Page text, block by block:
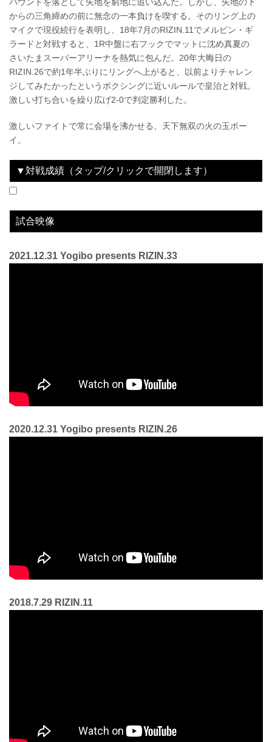
からの三角締めの前に無念の一本負けを喫する。そのリング上の
マイクで現役続行を表明し、18年7月のRIZIN.11でメルビン・ギ
ラードと対戦すると、1R中盤に右フックでマットに沈め真夏の
さいたまスーパーアリーナを熱気に包んだ。20年大晦日の
RIZIN.26で約1年半ぶりにリングへ上がると、以前よりチャレン
ジしてみたかったというボクシングに近いルールで皇治と対戦。
激しい打ち合いを繰り広げ2-0で判定勝利した。
激しいファイトで常に会場を沸かせる、天下無双の火の玉ボー
イ。
▼対戦成績（タップ/クリックで開閉します）
試合映像
2021.12.31 Yogibo presents RIZIN.33
2020.12.31 Yogibo presents RIZIN.26
2018.7.29 RIZIN.11